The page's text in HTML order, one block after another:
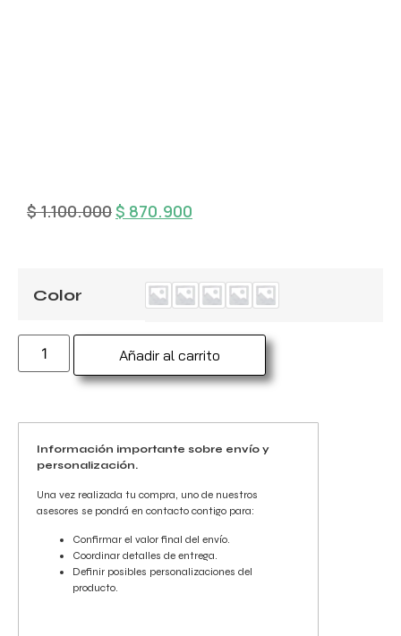
$1.100.000$ 870.900
Color
Añadir al carrito
Información importante sobre envío y
personalización.
Una vez realizada tu compra, uno de nuestros
asesores se pondrá en contacto contigo para:
Confirmar el valor final del envío.
Coordinar detalles de entrega.
Definir posibles personalizaciones del
producto.